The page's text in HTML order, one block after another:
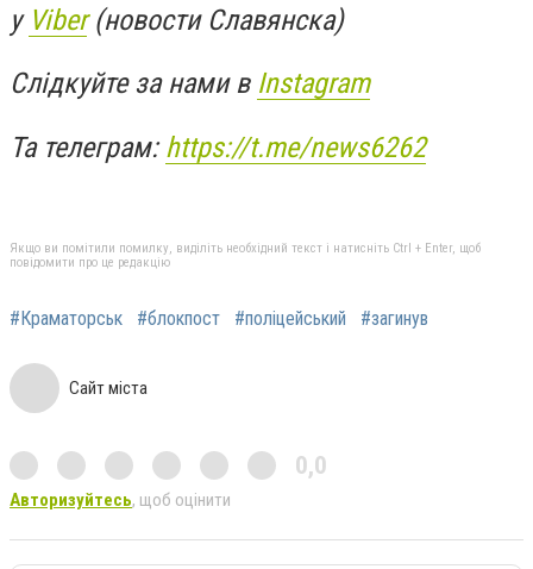
у Viber(новости Славянска)
Слідкуйте за нами в Instagram
Та телеграм:https://t.me/news6262
Якщо ви помітили помилку, виділіть необхідний текст і натисніть Ctrl + Enter, щоб
повідомити про це редакцію
#Краматорськ #блокпост #поліцейський #загинув
Сайт міста
0,0
Авторизуйтесь, щоб оцінити